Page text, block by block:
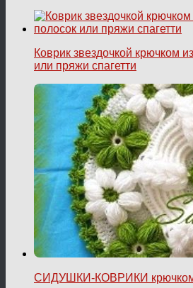
Коврик звездочкой крючком
или пряжи спагетти
СИДУШКИ-КОВРИКИ